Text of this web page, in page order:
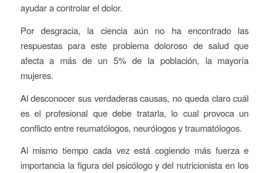
ayudar a controlar el dolor.
Por desgracia, la ciencia aún no ha encontrado las
respuestas para este problema doloroso de salud que
afecta a más de un 5% de la población, la mayoría
mujeres.
Al desconocer sus verdaderas causas, no queda claro cuál
es el profesional que debe tratarla, lo cual provoca un
conflicto entre reumatólogos, neurólogos y traumatólogos.
Al mismo tiempo cada vez está cogiendo más fuerza e
importancia la figura del psicólogo y del nutricionista en los